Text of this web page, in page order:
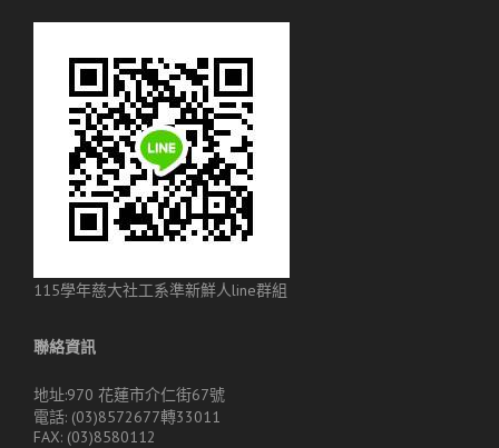
115學年慈大社工系準新鮮人line群組
聯絡資訊
地址:970 花蓮市介仁街67號
電話: (03)8572677轉33011
FAX: (03)8580112